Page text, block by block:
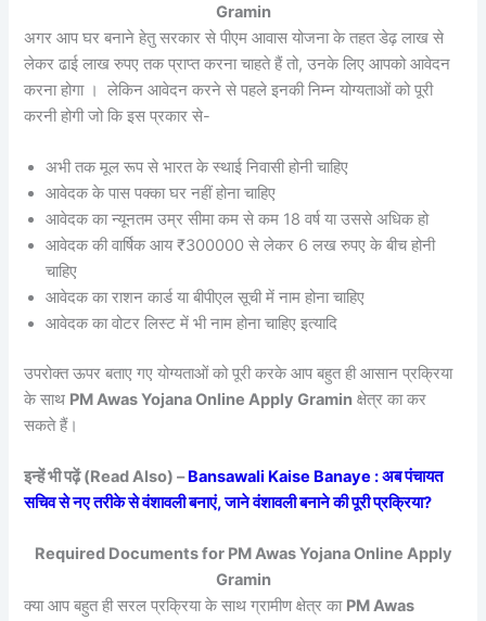
Gramin
अगर आप घर बनाने हेतु सरकार से पीएम आवास योजना के तहत डेढ़ लाख से
लेकर ढाई लाख रुपए तक प्राप्त करना चाहते हैं तो, उनके लिए आपको आवेदन
करना होगा । लेकिन आवेदन करने से पहले इनकी निम्न योग्यताओं को पूरी
करनी होगी जो कि इस प्रकार से-
अभी तक मूल रूप से भारत के स्थाई निवासी होनी चाहिए
आवेदक के पास पक्का घर नहीं होना चाहिए
आवेदक का न्यूनतम उम्र सीमा कम से कम 18 वर्ष या उससे अधिक हो
आवेदक की वार्षिक आय ₹300000 से लेकर 6 लख रुपए के बीच होनी
चाहिए
आवेदक का राशन कार्ड या बीपीएल सूची में नाम होना चाहिए
आवेदक का वोटर लिस्ट में भी नाम होना चाहिए इत्यादि
उपरोक्त ऊपर बताए गए योग्यताओं को पूरी करके आप बहुत ही आसान प्रक्रिया
के साथ PM Awas Yojana Online Apply Gramin क्षेत्र का कर
सकते हैं।
इन्हें भी पढ़ें (Read Also) –Bansawali Kaise Banaye : अब पंचायत
सचिव से नए तरीके से वंशावली बनाएं, जाने वंशावली बनाने की पूरी प्रक्रिया?
Required Documents for PM Awas Yojana Online Apply
Gramin
क्या आप बहुत ही सरल प्रक्रिया के साथ ग्रामीण क्षेत्र का PM Awas